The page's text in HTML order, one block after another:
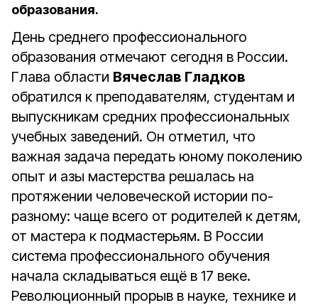
образования.
День среднего профессионального
образования отмечают сегодня в России.
Глава области Вячеслав Гладков
обратился к преподавателям, студентам и
выпускникам средних профессиональных
учебных заведений. Он отметил, что
важная задача передать юному поколению
опыт и азы мастерства решалась на
протяжении человеческой истории по-
разному: чаще всего от родителей к детям,
от мастера к подмастерьям. В России
система профессионального обучения
начала складываться ещё в 17 веке.
Революционный прорыв в науке, технике и